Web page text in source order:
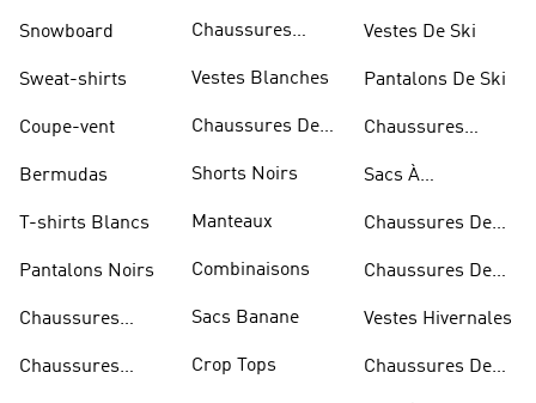
Snowboard
Sweat-shirts
Coupe-vent
Bermudas
T-shirts Blancs
Pantalons Noirs
Chaussures
Chaussures
Chaussures
Vestes Blanches
Chaussures De
Shorts Noirs
Manteaux
Combinaisons
Sacs Banane
Crop Tops
Vestes De Ski
Pantalons De Ski
Chaussures
Sacs À
Chaussures De
Chaussures De
Vestes Hivernales
Chaussures De